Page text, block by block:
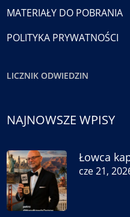
MATERIAŁY DO POBRANIA
POLITYKA PRYWATNOŚCI
LICZNIK ODWIEDZIN
NAJNOWSZE WPISY
Łowca
cze 21,